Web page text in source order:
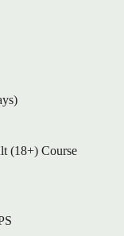
(18+) Course